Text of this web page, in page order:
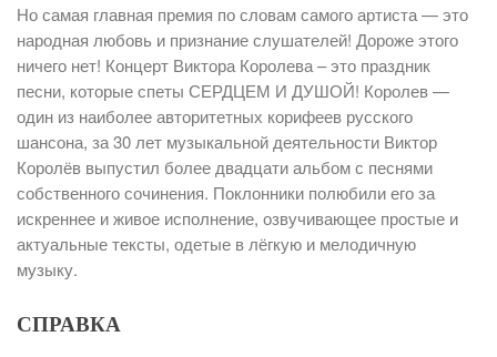
Но самая главная премия по словам самого артиста — это
народная любовь и признание слушателей! Дороже этого
ничего нет! Концерт Виктора Королева – это праздник
песни, которые спеты СЕРДЦЕМ И ДУШОЙ! Королев —
один из наиболее авторитетных корифеев русского
шансона, за 30 лет музыкальной деятельности Виктор
Королёв выпустил более двадцати альбом с песнями
собственного сочинения. Поклонники полюбили его за
искреннее и живое исполнение, озвучивающее простые и
актуальные тексты, одетые в лёгкую и мелодичную
музыку.
СПРАВКА